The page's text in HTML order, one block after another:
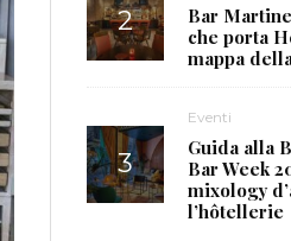
Bar
che porta
mappa
Eventi
Guida alla
Bar Week
mixology
l’hôtellerie